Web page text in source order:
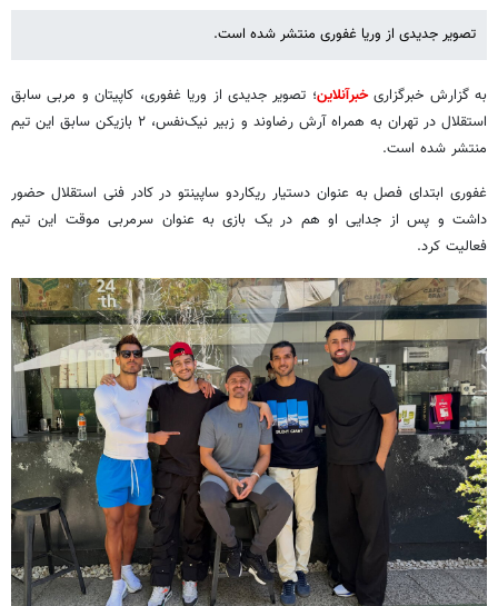
تصویر جدیدی از وریا غفوری منتشر شده است.
به گزارش خبرگزاریخبرآنلاین؛ تصویر جدیدی از وریا غفوری، کاپیتان و مربی سابق
استقلال در تهران به همراه آرش رضاوند و زبیر نیک‌نفس، ۲ بازیکن سابق این تیم
منتشر شده است.
غفوری ابتدای فصل به عنوان دستیار ریکاردو ساپینتو در کادر فنی استقلال حضور
داشت و پس از جدایی او هم در یک بازی به عنوان سرمربی موقت این تیم
فعالیت کرد.